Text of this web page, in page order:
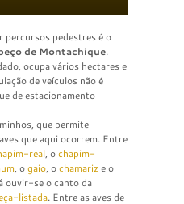
percursos pedestres é o
de Montachique.
ocupa vários hectares e
de veículos não é
de estacionamento
que permite
que aqui ocorrem. Entre
real, ochapim-
, ogaio, ochamarize o
ouvir-se o canto da
listada. Entre as aves de